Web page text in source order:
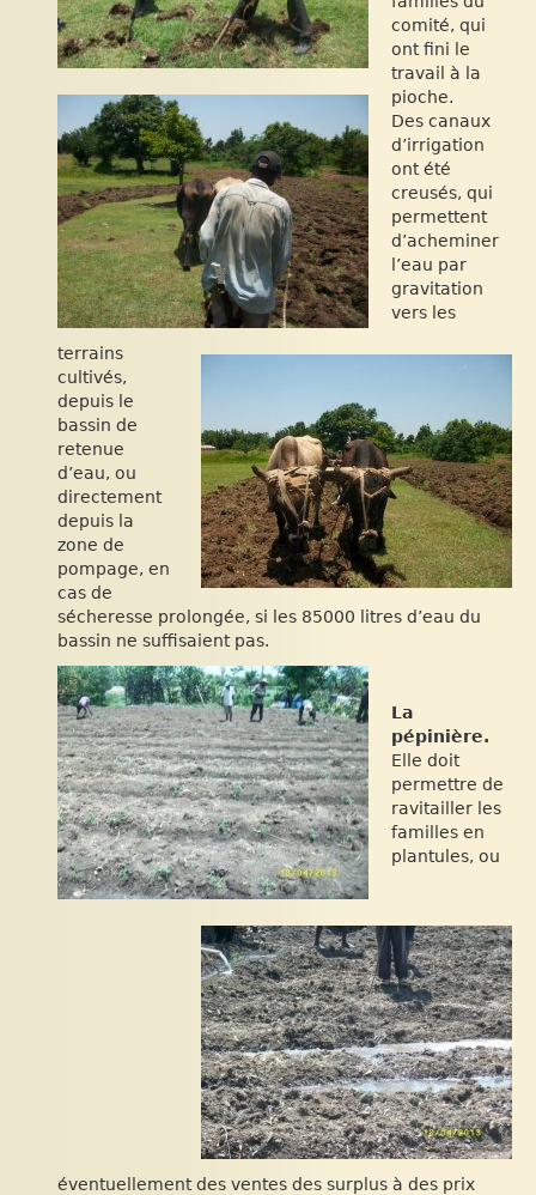
comité, qui
ont fini le
travail à la
pioche.
Des canaux
d’irrigation
ont été
creusés, qui
permettent
d’acheminer
l’eau par
gravitation
vers les
terrains
cultivés,
depuis le
bassin de
retenue
d’eau, ou
directement
depuis la
zone de
pompage, en
cas de
sécheresse prolongée, si les 85000 litres d’eau du
bassin ne suffisaient pas.
La
pépinière.
Elle doit
permettre de
ravitailler les
familles en
plantules, ou
éventuellement des ventes des surplus à des prix